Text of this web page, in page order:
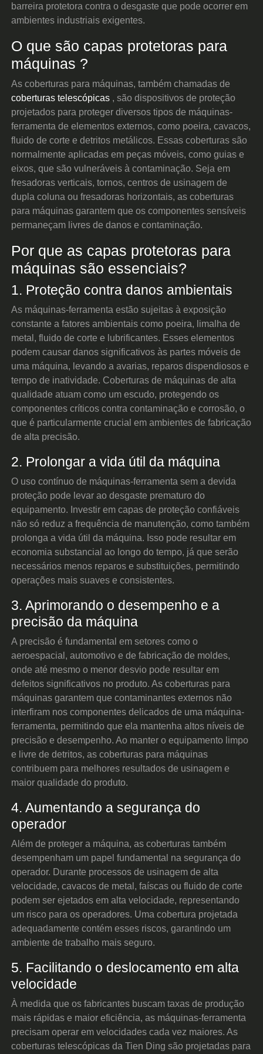
barreira protetora contra o desgaste que pode ocorrer em
ambientes industriais exigentes.
O que são capas protetoras para
máquinas ?
As coberturas para máquinas, também chamadas de
coberturas telescópicas , são dispositivos de proteção
projetados para proteger diversos tipos de máquinas-
ferramenta de elementos externos, como poeira, cavacos,
fluido de corte e detritos metálicos. Essas coberturas são
normalmente aplicadas em peças móveis, como guias e
eixos, que são vulneráveis à contaminação. Seja em
fresadoras verticais, tornos, centros de usinagem de
dupla coluna ou fresadoras horizontais, as coberturas
para máquinas garantem que os componentes sensíveis
permaneçam livres de danos e contaminação.
Por que as capas protetoras para
máquinas são essenciais?
1. Proteção contra danos ambientais
As máquinas-ferramenta estão sujeitas à exposição
constante a fatores ambientais como poeira, limalha de
metal, fluido de corte e lubrificantes. Esses elementos
podem causar danos significativos às partes móveis de
uma máquina, levando a avarias, reparos dispendiosos e
tempo de inatividade. Coberturas de máquinas de alta
qualidade atuam como um escudo, protegendo os
componentes críticos contra contaminação e corrosão, o
que é particularmente crucial em ambientes de fabricação
de alta precisão.
2. Prolongar a vida útil da máquina
O uso contínuo de máquinas-ferramenta sem a devida
proteção pode levar ao desgaste prematuro do
equipamento. Investir em capas de proteção confiáveis
não só reduz a frequência de manutenção, como também
prolonga a vida útil da máquina. Isso pode resultar em
economia substancial ao longo do tempo, já que serão
necessários menos reparos e substituições, permitindo
operações mais suaves e consistentes.
3. Aprimorando o desempenho e a
precisão da máquina
A precisão é fundamental em setores como o
aeroespacial, automotivo e de fabricação de moldes,
onde até mesmo o menor desvio pode resultar em
defeitos significativos no produto. As coberturas para
máquinas garantem que contaminantes externos não
interfiram nos componentes delicados de uma máquina-
ferramenta, permitindo que ela mantenha altos níveis de
precisão e desempenho. Ao manter o equipamento limpo
e livre de detritos, as coberturas para máquinas
contribuem para melhores resultados de usinagem e
maior qualidade do produto.
4. Aumentando a segurança do
operador
Além de proteger a máquina, as coberturas também
desempenham um papel fundamental na segurança do
operador. Durante processos de usinagem de alta
velocidade, cavacos de metal, faíscas ou fluido de corte
podem ser ejetados em alta velocidade, representando
um risco para os operadores. Uma cobertura projetada
adequadamente contém esses riscos, garantindo um
ambiente de trabalho mais seguro.
5. Facilitando o deslocamento em alta
velocidade
À medida que os fabricantes buscam taxas de produção
mais rápidas e maior eficiência, as máquinas-ferramenta
precisam operar em velocidades cada vez maiores. As
coberturas telescópicas da Tien Ding são projetadas para